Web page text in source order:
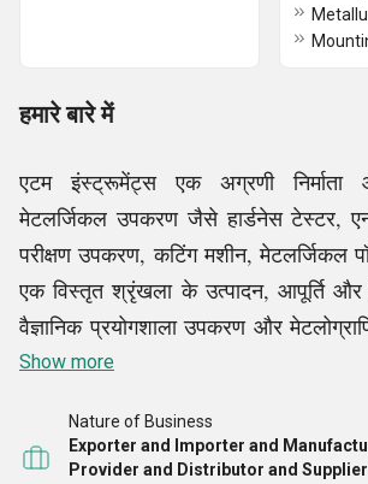
हमारे बारे में
एटम इंस्ट्रूमेंट्स एक अग्रणी निर्माता
मेटलर्जिकल उपकरण जैसे हार्डनेस टेस्टर,
परीक्षण उपकरण, कटिंग मशीन, मेटलर्जिकल
एक विस्तृत श्रृंखला के उत्पादन, आपूर्ति और
वैज्ञानिक प्रयोगशाला उपकरण और
शामिल हैं धातुकर्म प्रयोगशाला उपकरण,
यूनिवर्सल परीक्षण मशीन (UTM), प्रोफ़ाइल
परीक्षण उपकरण, वेल्ड पेनेट्रेशन सिस्टम,
Show more
Nature of Business
Exporter and Importer and
Provider and Distributor and